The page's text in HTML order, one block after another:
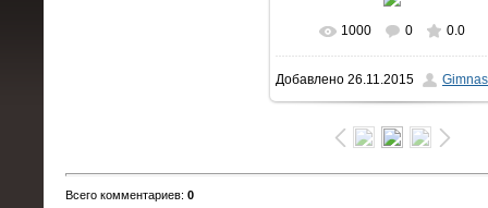
В реальном размере
1600x1064/ 175.6Kb
1000 0 0.0
Добавлено 26.11.2015
Всего комментариев: 0